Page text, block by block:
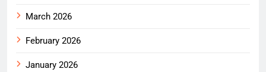
March 2026
February 2026
January 2026